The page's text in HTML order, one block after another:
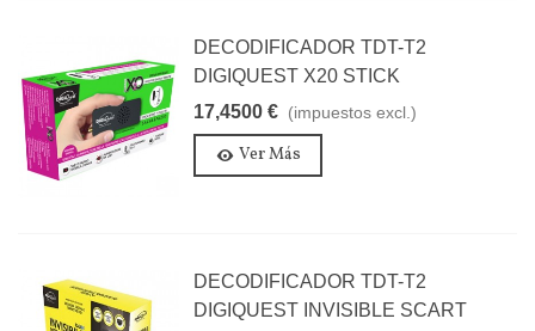
DECODIFICADOR TDT-T2
DIGIQUEST X20 STICK
17,4500 € (impuestos excl.)
Ver Más
DECODIFICADOR TDT-T2
DIGIQUEST INVISIBLE SCART